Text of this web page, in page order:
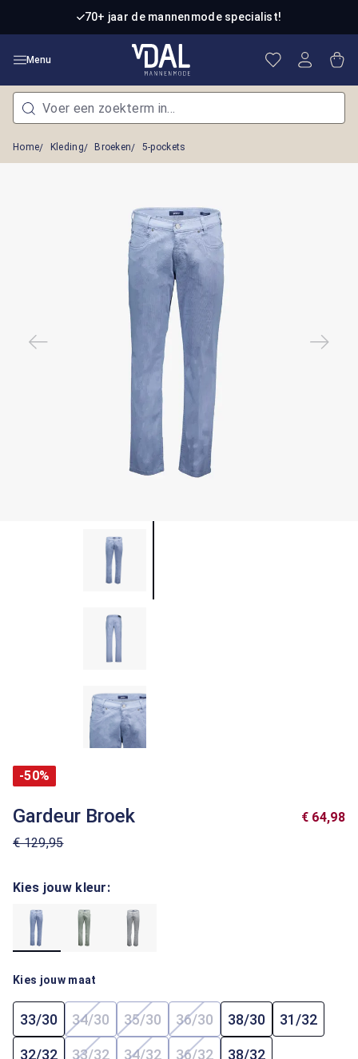
Ga naar de hoofdinhoud70+ jaar de mannenmode specialist!
Menu Je hebt 0
Home Kleding Broeken 5-pockets
-50%
Gardeur Broek
€ 129,95
€ 64,98
Kies jouw kleur:
Kies jouw maat
33/30 34/30(Deze optie is momenteel niet beschikbaar.)
35/30(Deze optie is momenteel niet
36/30(Deze optie is momenteel
38/30 31/32
32/32 33/32 34/32 36/32 38/32